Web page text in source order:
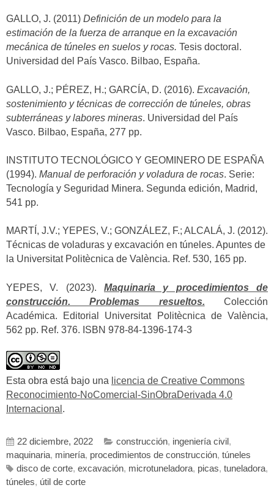
GALLO, J. (2011) Definición de un modelo para la
estimación de la fuerza de arranque en la excavación
mecánica de túneles en suelos y rocas. Tesis doctoral.
Universidad del País Vasco. Bilbao, España.
GALLO, J.; PÉREZ, H.; GARCÍA, D. (2016). Excavación,
sostenimiento y técnicas de corrección de túneles, obras
subterráneas y labores mineras. Universidad del País
Vasco. Bilbao, España, 277 pp.
INSTITUTO TECNOLÓGICO Y GEOMINERO DE ESPAÑA
(1994). Manual de perforación y voladura de rocas. Serie:
Tecnología y Seguridad Minera. Segunda edición, Madrid,
541 pp.
MARTÍ, J.V.; YEPES, V.; GONZÁLEZ, F.; ALCALÁ, J. (2012).
Técnicas de voladuras y excavación en túneles. Apuntes de
la Universitat Politècnica de València. Ref. 530, 165 pp.
YEPES, V. (2023). Maquinaria y procedimientos de
construcción. Problemas resueltos. Colección
Académica. Editorial Universitat Politècnica de València,
562 pp. Ref. 376. ISBN 978-84-1396-174-3
Esta obra está bajo una licencia de Creative Commons
Reconocimiento-NoComercial-SinObraDerivada 4.0
Internacional .
22 diciembre, 2022 construcción, ingeniería civil,
maquinaria, minería, procedimientos de construcción, túneles
disco de corte, excavación, microtuneladora, picas, tuneladora,
túneles, útil de corte